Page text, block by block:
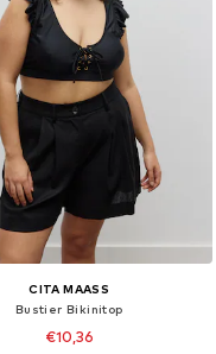
CITA MAASS
Bustier Bikinitop
€10,36